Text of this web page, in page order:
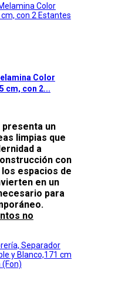
Color
cm, con 2...
presenta un
limpias que
a
con
espacios de
en un
para
no